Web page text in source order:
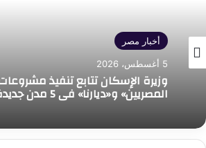
أخبار مصر
5 أغسطس، 2026
وزيرة الإسكان تتابع تنفيذ
المصريين» و«ديارنا» في 5 مدن جديدة